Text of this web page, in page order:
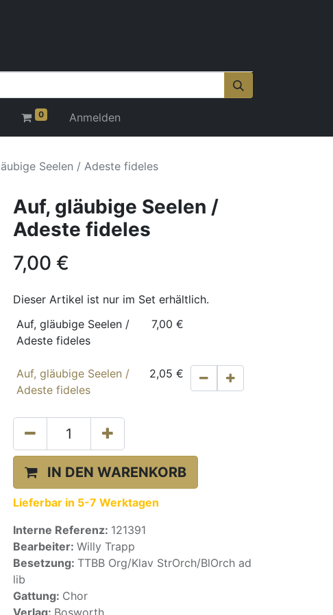
0 Anmelden
Seelen / Adeste fideles
Auf, gläubige Seelen /
Adeste fideles
7,00 €
Dieser Artikel ist nur im Set erhältlich.
Auf, gläubige Seelen /
Adeste fideles
7,00 €
Auf, gläubige Seelen /
Adeste fideles
2,05 €
IN DEN WARENKORB
Lieferbar in 5-7 Werktagen
Interne Referenz: 121391
Bearbeiter: Willy Trapp
Besetzung: TTBB Org/Klav StrOrch/BlOrch ad
lib
Gattung: Chor
Verlag: Bosworth